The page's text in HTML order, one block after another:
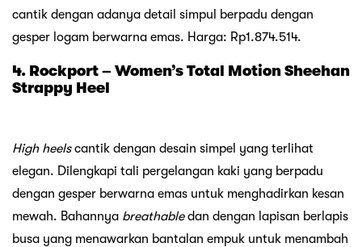
cantik dengan adanya detail simpul berpadu dengan
gesper logam berwarna emas. Harga: Rp1.874.514.
4. Rockport – Women’s Total Motion Sheehan
Strappy Heel
High heelscantik dengan desain simpel yang terlihat
elegan. Dilengkapi tali pergelangan kaki yang berpadu
dengan gesper berwarna emas untuk menghadirkan kesan
mewah. Bahannya breathabledan dengan lapisan berlapis
busa yang menawarkan bantalan empuk untuk menambah